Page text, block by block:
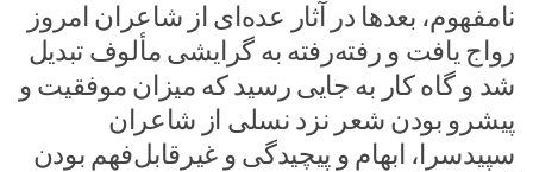
نامفهوم، بعدها در آثار عده‌ای از شاعران امروز
رواج یافت و رفته‌رفته به گرایشی مألوف تبدیل
شد و گاه کار به جایی رسید که میزان موفقیت و
پیشرو بودن شعر نزد نسلی از شاعران
سپیدسرا، ابهام و پیچیدگی و غیرقابل‌فهم بودن